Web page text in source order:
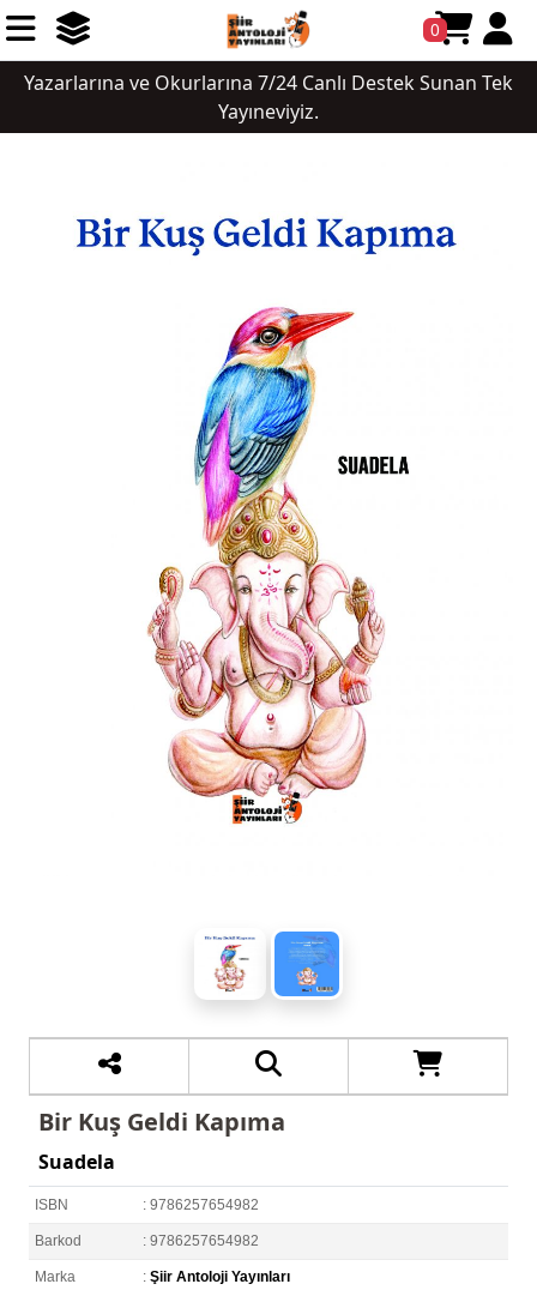
0
Yazarlarına ve Okurlarına 7/24 Canlı Destek Sunan Tek
Yayıneviyiz.
Bir Kuş Geldi Kapıma
Suadela
ISBN : 9786257654982
Barkod : 9786257654982
Marka : Şiir Antoloji Yayınları